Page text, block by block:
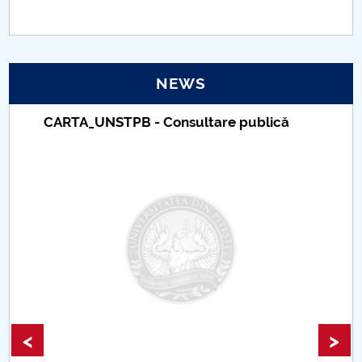
PNRR
IOSUD/CSUD – PhD studies
Comisie de etica unversitară
Accesibilitate pentru studenții cu dizabilități
NEWS
CARTA_UNSTPB - Consultare publică
< >